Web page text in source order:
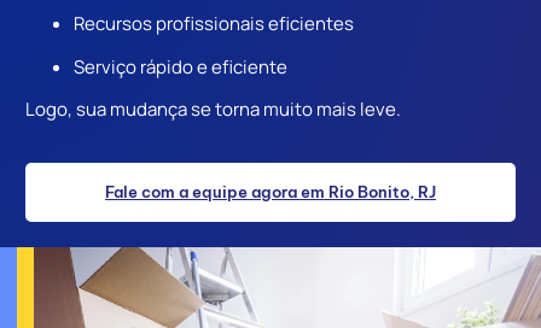
Recursos profissionais eficientes
Serviço rápido e eficiente
Logo, sua mudança se torna muito mais leve.
Fale com a equipe agora em Rio Bonito, RJ